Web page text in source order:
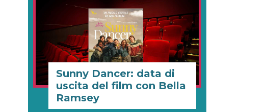
Sunny Dancer: data di
uscita del film con Bella
Ramsey